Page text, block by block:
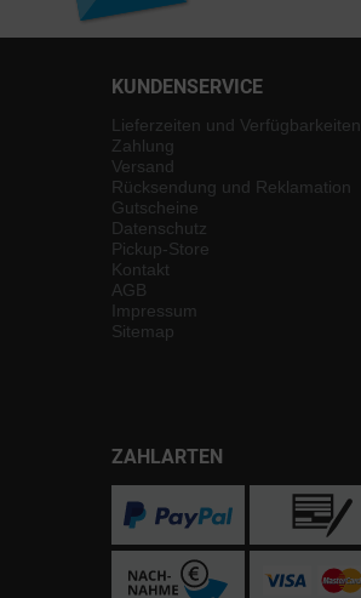
KUNDENSERVICE
Lieferzeiten und Verfügbarkeiten
Zahlung
Versand
Rücksendung und Reklamation
Gutscheine
Datenschutz
Pickup-Store
Kontakt
AGB
Impressum
Sitemap
ZAHLARTEN